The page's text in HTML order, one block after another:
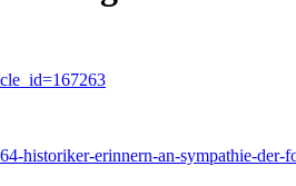
historiker-erinnern-an-sympathie-